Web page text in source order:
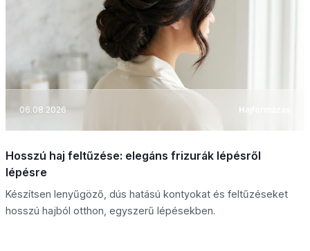
06.08.2026 Hajformázás
Hosszú haj feltűzése: elegáns frizurák lépésről
lépésre
Készítsen lenyűgöző, dús hatású kontyokat és feltűzéseket
hosszú hajból otthon, egyszerű lépésekben.